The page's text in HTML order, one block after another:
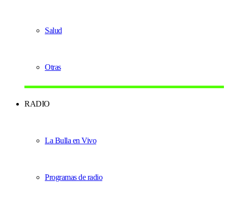
Salud
Otras
RADIO
La Bulla en Vivo
Programas de radio